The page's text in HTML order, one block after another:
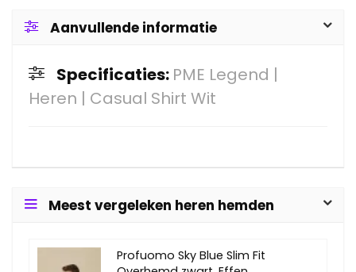
Aanvullende informatie
Specificaties: PME Legend |
Heren | Casual Shirt Wit
Meest vergeleken heren hemden
Profuomo Sky Blue Slim Fit